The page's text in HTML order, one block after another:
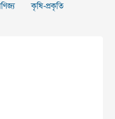
কৃষি-প্রকৃতি